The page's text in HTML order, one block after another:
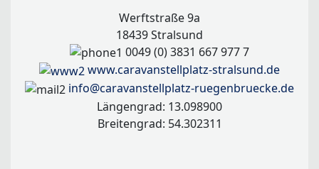
Werftstraße 9a
18439 Stralsund
0049 (0) 3831 667 977 7
www.caravanstellplatz-stralsund.de
info@caravanstellplatz-ruegenbruecke.de
Längengrad: 13.098900
Breitengrad: 54.302311